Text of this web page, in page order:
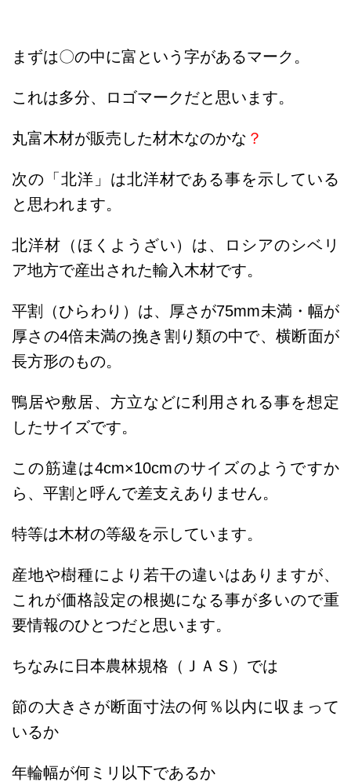
まずは〇の中に富という字があるマーク。
これは多分、ロゴマークだと思います。
丸富木材が販売した材木なのかな ？
次の「北洋」は北洋材である事を示している
と思われます。
北洋材 （ほくようざい）は、 ロシアのシベリ
ア地方で産出された輸入木材です。
平割（ひらわり）は、 厚さが75mm未満・幅が
厚さの4倍未満の挽き割り類の中で、横断面が
長方形のもの。
鴨居や敷居、方立などに利用される事を想定
したサイズです。
この筋違は4cm×10cmのサイズのようですか
ら、平割と呼んで差支えありません。
特等は木材の等級を示しています。
産地や樹種により若干の違いはありますが、
これが価格設定の根拠になる事が多いので重
要情報のひとつだと思います。
ちなみに日本農林規格（ＪＡＳ）では
節の大きさが断面寸法の何％以内に収まって
いるか
年輪幅が何ミリ以下であるか